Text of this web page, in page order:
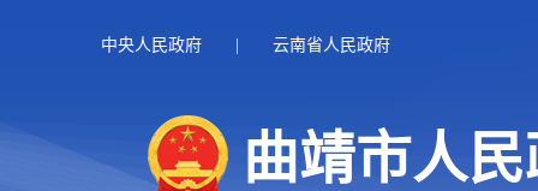
中央人民政府 | 云南省人民政府
曲靖市人